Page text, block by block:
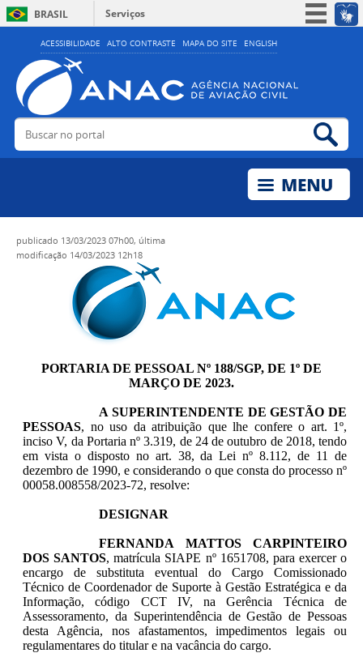
ACESSIBILIDADE ALTO CONTRASTE MAPA DO SITE ENGLISH
BRASIL
Serviços
Simplifique!
Acesso à informação
Legislação
Buscar no portal
publicado 13/03/2023 07h00, última
modificação 14/03/2023 12h18
PORTARIA DE PESSOAL Nº 188/SGP, DE 1º DE
MARÇO DE 2023.
A SUPERINTENDENTE DE GESTÃO DE
PESSOAS, no uso da atribuição que lhe confere o art. 1º,
inciso V, da Portaria nº 3.319, de 24 de outubro de 2018, tendo
em vista o disposto no art. 38, da Lei nº 8.112, de 11 de
dezembro de 1990, e considerando o que consta do processo nº
00058.008558/2023-72, resolve:
DESIGNAR
FERNANDA MATTOS CARPINTEIRO
DOS SANTOS, matrícula SIAPE nº 1651708, para exercer o
encargo de substituta eventual do Cargo Comissionado
Técnico de Coordenador de Suporte à Gestão Estratégica e da
Informação, código CCT IV, na Gerência Técnica de
Assessoramento, da Superintendência de Gestão de Pessoas
desta Agência, nos afastamentos, impedimentos legais ou
regulamentares do titular e na vacância do cargo.